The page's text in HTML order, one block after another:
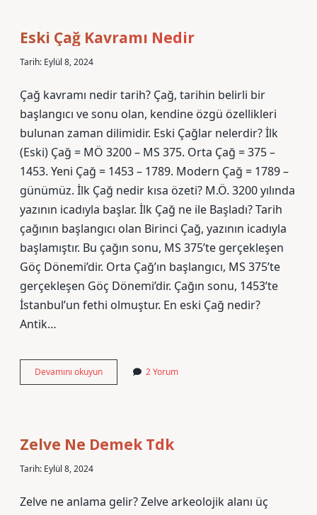
Eski Çağ Kavramı Nedir
Tarih: Eylül 8, 2024
Çağ kavramı nedir tarih? Çağ, tarihin belirli bir
başlangıcı ve sonu olan, kendine özgü özellikleri
bulunan zaman dilimidir. Eski Çağlar nelerdir? İlk
(Eski) Çağ = MÖ 3200 – MS 375. Orta Çağ = 375 –
1453. Yeni Çağ = 1453 – 1789. Modern Çağ = 1789 –
günümüz. İlk Çağ nedir kısa özeti? M.Ö. 3200 yılında
yazının icadıyla başlar. İlk Çağ ne ile Başladı? Tarih
çağının başlangıcı olan Birinci Çağ, yazının icadıyla
başlamıştır. Bu çağın sonu, MS 375’te gerçekleşen
Göç Dönemi’dir. Orta Çağ’ın başlangıcı, MS 375’te
gerçekleşen Göç Dönemi’dir. Çağın sonu, 1453’te
İstanbul’un fethi olmuştur. En eski Çağ nedir?
Antik…
Devamını okuyunEski
Çağ
2 Yorum
Zelve Ne Demek Tdk
Tarih: Eylül 8, 2024
Zelve ne anlama gelir? Zelve arkeolojik alanı üç